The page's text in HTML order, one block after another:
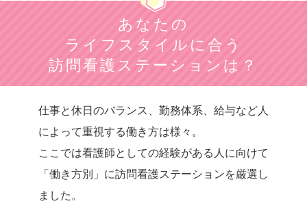
さかいリハ訪問看護ステーション・東京
ゆい訪問看護ステーション
訪問看護ステーション
訪問看護ステーション コルディアーレ新宿
花と森の訪問看護ステーションペンギン
SAKURA訪問看護リハビリステーション昭島
あなたの
ライフスタイルに合う
訪問看護ステーションは？
仕事と休日のバランス、勤務体系、給与など人
によって重視する働き方は様々。
ここでは看護師としての経験がある人に向けて
「働き方別」に訪問看護ステーションを厳選 し
ました。